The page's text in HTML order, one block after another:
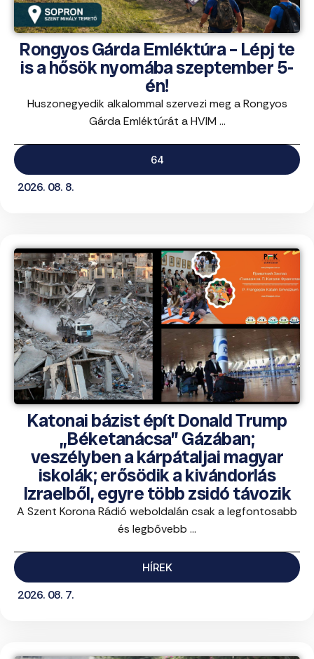
Rongyos Gárda Emléktúra – Lépj te
is a hősök nyomába szeptember 5-
én!
Huszonegyedik alkalommal szervezi meg a Rongyos
Gárda Emléktúrát a HVIM ...
64
2026. 08. 8.
Katonai bázist épít Donald Trump
„Béketanácsa” Gázában;
veszélyben a kárpátaljai magyar
iskolák; erősödik a kivándorlás
Izraelből, egyre több zsidó távozik
A Szent Korona Rádió weboldalán csak a legfontosabb
és legbővebb ...
HÍREK
2026. 08. 7.